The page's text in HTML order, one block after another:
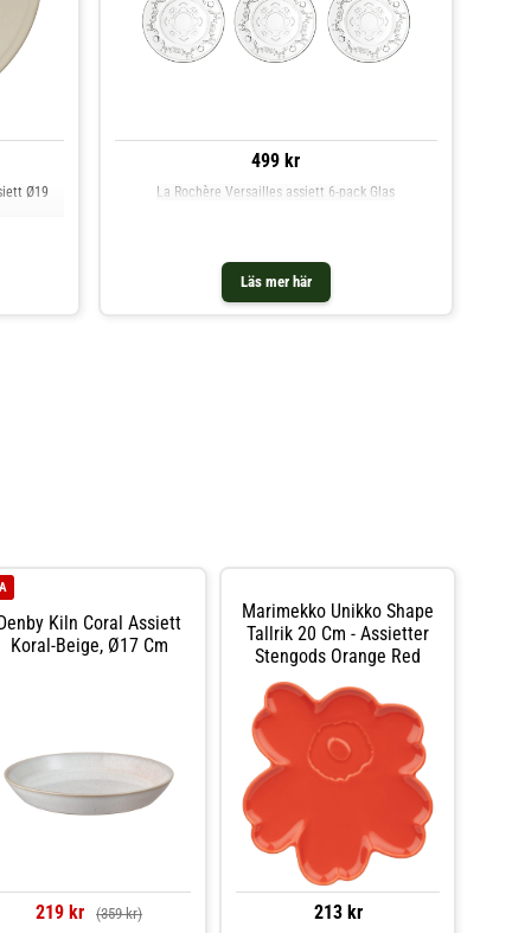
Ø19
499 kr
Läs mer här
La Rochère Versailles assiett 6-pack Glas
Kiln Coral Assiett
Koral-Beige, Ø17 Cm
219 kr (359 kr)
Marimekko Unikko Shape
Tallrik 20 Cm - Assietter
Stengods Orange Red
213 kr